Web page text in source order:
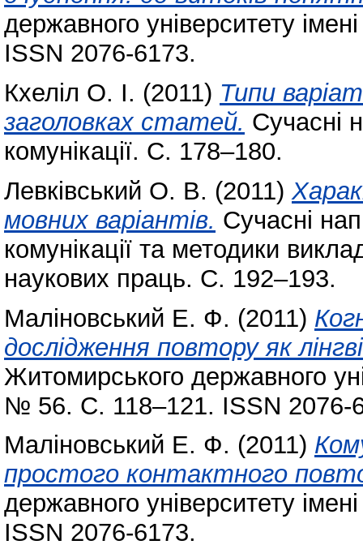
державного університету
ISSN 2076-6173.
Кхеліл О. І. (2011) Типи
заголовках статей. Cучасні
комунікації. С. 178–180.
Левківський О. В. (2011)
мовних варіантів. Cучасні
комунікації та методики
наукових праць. С. 192–193.
Маліновський Е. Ф. (2011)
дослідження повтору як
Житомирського державного
№ 56. С. 118–121. ISSN 2076-
Маліновський Е. Ф. (2011)
простого контактного
державного університету
ISSN 2076-6173.